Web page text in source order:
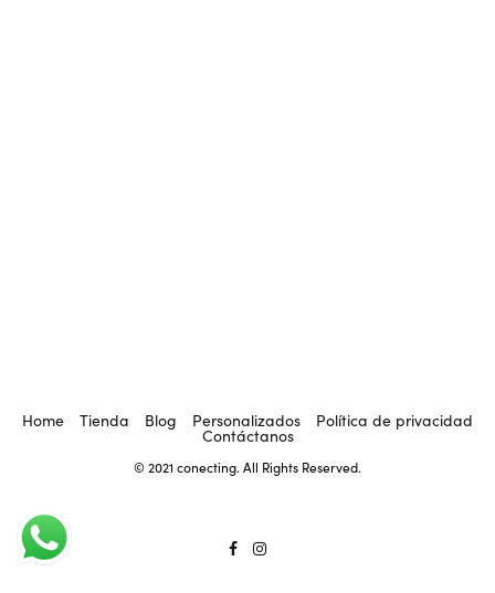
Home Tienda Blog Personalizados Política de privacidad
Contáctanos
© 2021 conecting. All Rights Reserved.